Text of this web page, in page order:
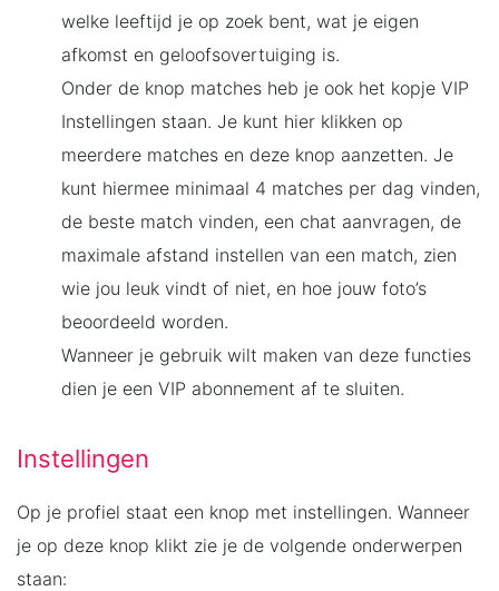
welke leeftijd je op zoek bent, wat je eigen
afkomst en geloofsovertuiging is.
Onder de knop matches heb je ook het kopje VIP
Instellingen staan. Je kunt hier klikken op
meerdere matches en deze knop aanzetten. Je
kunt hiermee minimaal 4 matches per dag vinden,
de beste match vinden, een chat aanvragen, de
maximale afstand instellen van een match, zien
wie jou leuk vindt of niet, en hoe jouw foto’s
beoordeeld worden.
Wanneer je gebruik wilt maken van deze functies
dien je een VIP abonnement af te sluiten.
Instellingen
Op je profiel staat een knop met instellingen. Wanneer
je op deze knop klikt zie je de volgende onderwerpen
staan: